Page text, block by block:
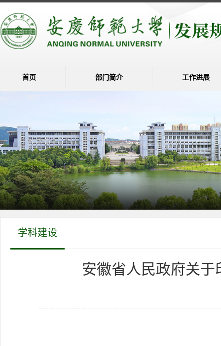
首页 部门简介 工作进展
学科建设
安徽省人民政府关